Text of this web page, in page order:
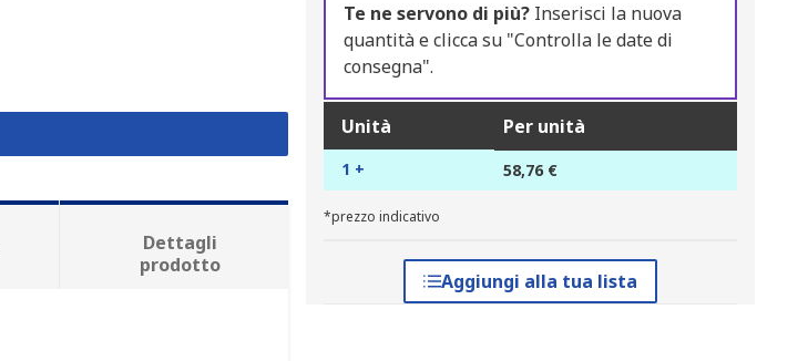
Te ne servono di più?Inserisci la nuova
quantità e clicca su "Controlla le date di
consegna".
Unità Per unità
1 + 58,76 €
*prezzo indicativo
Aggiungi alla tua lista
Dettagli
prodotto